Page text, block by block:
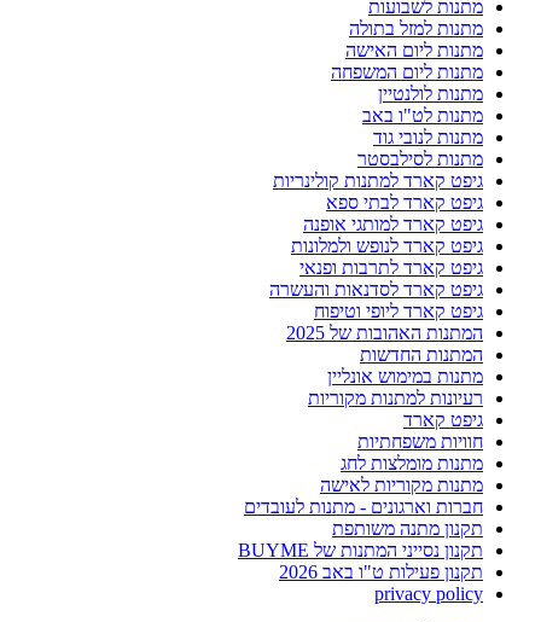
מתנות לשבועות
מתנות למזל בתולה
מתנות ליום האישה
מתנות ליום המשפחה
מתנות לולנטיין
מתנות לט"ו באב
מתנות לנובי גוד
מתנות לסילבסטר
גיפט קארד למתנות קולינריות
גיפט קארד לבתי ספא
גיפט קארד למותגי אופנה
גיפט קארד לנופש ולמלונות
גיפט קארד לתרבות ופנאי
גיפט קארד לסדנאות והעשרה
גיפט קארד ליופי וטיפוח
המתנות האהובות של 2025
המתנות החדשות
מתנות במימוש אונליין
רעיונות למתנות מקוריות
גיפט קארד
חוויות משפחתיות
מתנות מומלצות לחג
מתנות מקוריות לאישה
חברות וארגונים - מתנות לעובדים
תקנון מתנה משותפת
תקנון נסייני המתנות של BUYME
תקנון פעילות ט"ו באב 2026
privacy policy